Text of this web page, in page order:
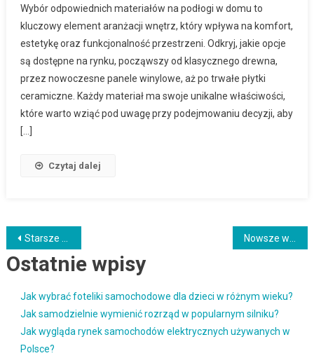
Wybór odpowiednich materiałów na podłogi w domu to
kluczowy element aranżacji wnętrz, który wpływa na komfort,
estetykę oraz funkcjonalność przestrzeni. Odkryj, jakie opcje
są dostępne na rynku, począwszy od klasycznego drewna,
przez nowoczesne panele winylowe, aż po trwałe płytki
ceramiczne. Każdy materiał ma swoje unikalne właściwości,
które warto wziąć pod uwagę przy podejmowaniu decyzji, aby
[…]
Czytaj dalej
Nawigacja
po
wpisach
Starsze wpisy
Ostatnie wpisy
Jak wybrać foteliki samochodowe dla dzieci w różnym wieku?
Jak samodzielnie wymienić rozrząd w popularnym silniku?
Jak wygląda rynek samochodów elektrycznych używanych w
Polsce?